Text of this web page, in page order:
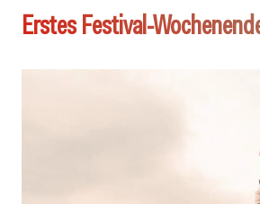
Erstes Festival-